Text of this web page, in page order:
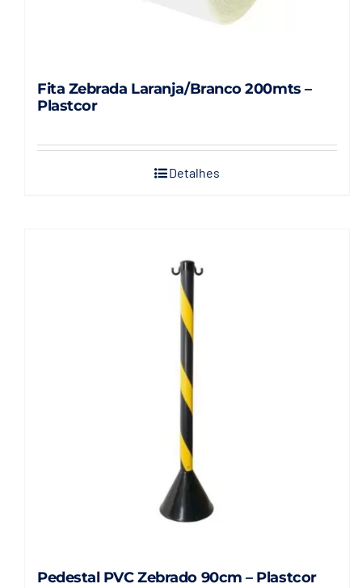
Fita Zebrada Laranja/Branco 200mts –
Plastcor
Detalhes
Pedestal PVC Zebrado 90cm – Plastcor